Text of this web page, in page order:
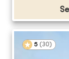
5 (30)